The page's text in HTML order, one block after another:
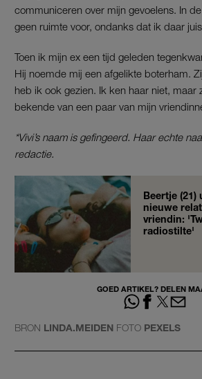
communiceren over mijn gevoelens. In
geen ruimte voor, ondanks dat ik daar
Toen ik mijn ex een tijd geleden
Hij noemde mij een afgelikte boterham.
heb ik ook gezien. Ik ken haar niet, maar
bekende van een paar van mijn
*Vivi’s naam is gefingeerd. Haar echte
redactie.
Beertje (21)
nieuwe
vriendin:
radiostilte'
GOED ARTIKEL? DELEN
BRON LINDA.MEIDEN FOTO PEXELS